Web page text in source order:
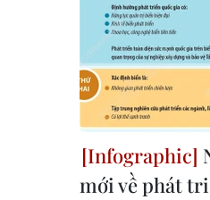
mới về phát